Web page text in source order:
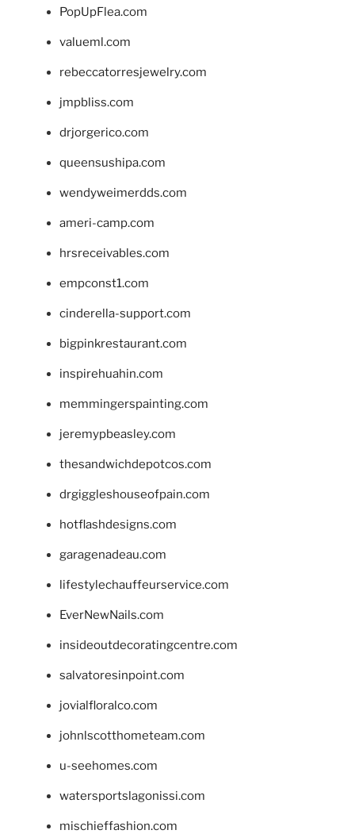
PopUpFlea.com
valueml.com
rebeccatorresjewelry.com
jmpbliss.com
drjorgerico.com
queensushipa.com
wendyweimerdds.com
ameri-camp.com
hrsreceivables.com
empconst1.com
cinderella-support.com
bigpinkrestaurant.com
inspirehuahin.com
memmingerspainting.com
jeremypbeasley.com
thesandwichdepotcos.com
drgiggleshouseofpain.com
hotflashdesigns.com
garagenadeau.com
lifestylechauffeurservice.com
EverNewNails.com
insideoutdecoratingcentre.com
salvatoresinpoint.com
jovialfloralco.com
johnlscotthometeam.com
u-seehomes.com
watersportslagonissi.com
mischieffashion.com